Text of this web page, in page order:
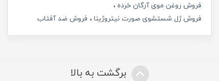
فروش روغن موی آرگان خرده
فروش ژل شستشوی صورت نیتروژینا
فروش ضد آفتاب
برگشت به بالا